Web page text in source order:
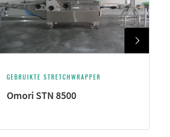
GEBRUIKTE STRETCHWRAPPER
Omori STN 8500